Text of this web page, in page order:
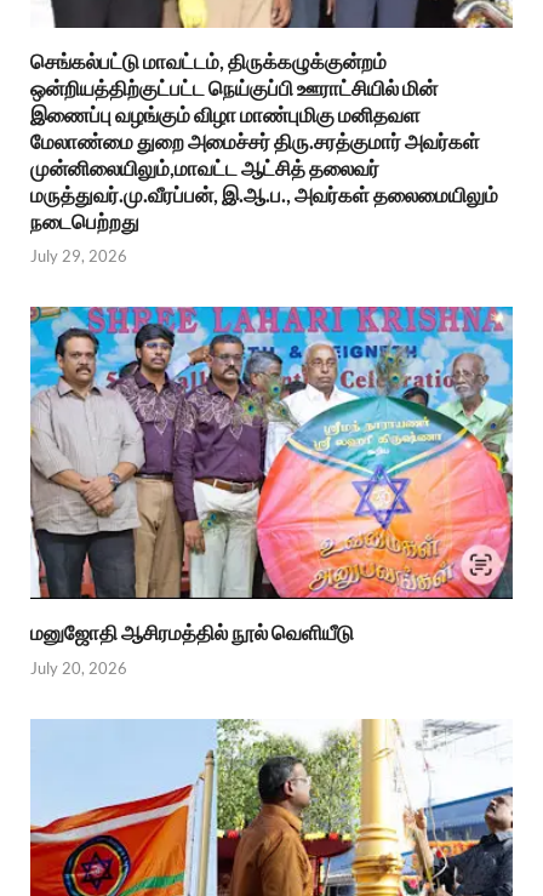
செங்கல்பட்டு மாவட்டம், திருக்கழுக்குன்றம்
ஒன்றியத்திற்குட்பட்ட நெய்குப்பி ஊராட்சியில் மின்
இணைப்பு வழங்கும் விழா மாண்புமிகு மனிதவள
மேலாண்மை துறை அமைச்சர் திரு.சரத்குமார் அவர்கள்
முன்னிலையிலும்,மாவட்ட ஆட்சித் தலைவர்
மருத்துவர்.மு.வீரப்பன், இ.ஆ.ப., அவர்கள் தலைமையிலும்
நடைபெற்றது
July 29, 2026
மனுஜோதி ஆசிரமத்தில் நூல் வெளியீடு
July 20, 2026